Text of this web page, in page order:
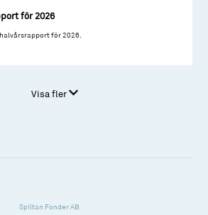
för 2026
för 2026.
Visa fler
Spiltan Fonder AB